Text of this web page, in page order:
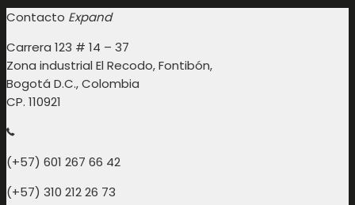
Contacto Expand
Carrera 123 # 14 – 37
Zona industrial El Recodo, Fontibón,
Bogotá D.C., Colombia
CP. 110921
(+57) 601 267 66 42
(+57) 310 212 26 73